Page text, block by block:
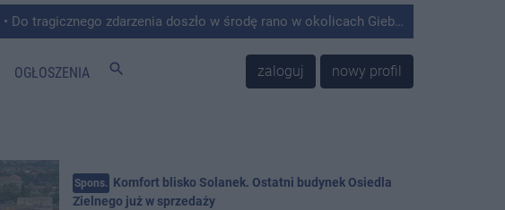
• Do tragicznego zdarzenia doszło w środę rano w okolicach Giebni koło Janikowa. Wówczas na słupie energetycznym odnaleziono ciało mężczyzny.
OGŁOSZENIA search zaloguj nowy profil
Spons. Komfort blisko Solanek. Ostatni budynek Osiedla
Zielnego już w sprzedaży